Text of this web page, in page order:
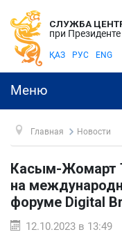
СЛУЖБА
при
ҚАЗ РУС ENG
Меню
Главная Новости
Касым-Жомарт
на
форуме Digital
12.10.2023 в 13:49